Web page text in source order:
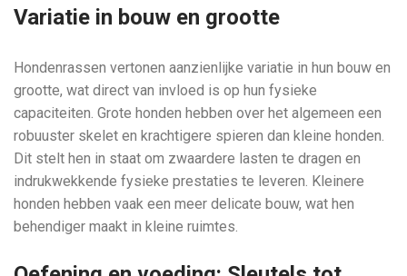
Variatie in bouw en grootte
Hondenrassen vertonen aanzienlijke variatie in hun bouw en
grootte, wat direct van invloed is op hun fysieke
capaciteiten. Grote honden hebben over het algemeen een
robuuster skelet en krachtigere spieren dan kleine honden.
Dit stelt hen in staat om zwaardere lasten te dragen en
indrukwekkende fysieke prestaties te leveren. Kleinere
honden hebben vaak een meer delicate bouw, wat hen
behendiger maakt in kleine ruimtes.